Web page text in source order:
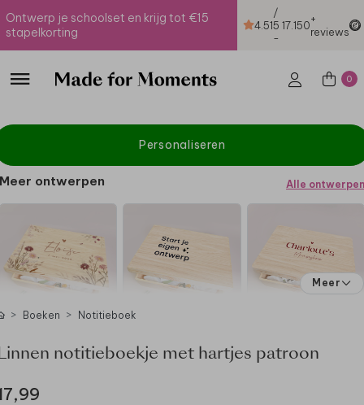
Ontwerp je schoolset en krijg tot €15
stapelkorting
4.51
/
5
-
17.150+
reviews
0
Personaliseren
Meer ontwerpen Alle ontwerpen
Meer
Boeken Notitieboek
notitieboekje met hartjes patroon